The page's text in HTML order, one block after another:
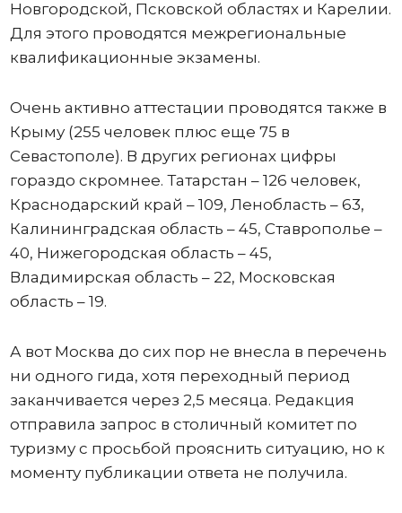
Новгородской, Псковской областях и Карелии.
Для этого проводятся межрегиональные
квалификационные экзамены.
Очень активно аттестации проводятся также в
Крыму (255 человек плюс еще 75 в
Севастополе). В других регионах цифры
гораздо скромнее. Татарстан – 126 человек,
Краснодарский край – 109, Ленобласть – 63,
Калининградская область – 45, Ставрополье –
40, Нижегородская область – 45,
Владимирская область – 22, Московская
область – 19.
А вот Москва до сих пор не внесла в перечень
ни одного гида, хотя переходный период
заканчивается через 2,5 месяца. Редакция
отправила запрос в столичный комитет по
туризму с просьбой прояснить ситуацию, но к
моменту публикации ответа не получила.